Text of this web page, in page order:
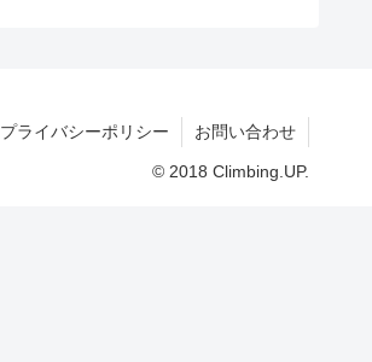
プライバシーポリシー お問い合わせ
© 2018 Climbing.UP.